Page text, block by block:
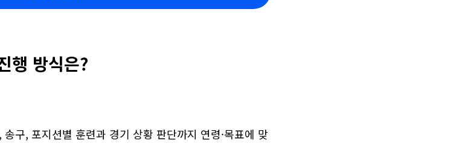
행 방식은?
구, 포지션별 훈련과 경기 상황 판단까지 연령·목표에 맞